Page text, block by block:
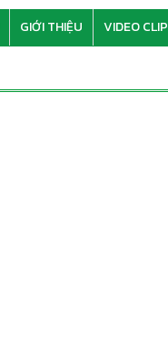
GIỚI THIỆU VIDEO CLIP